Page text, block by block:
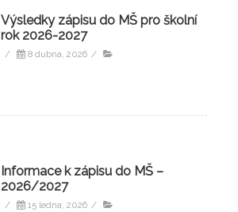
Výsledky zápisu do MŠ pro školní
rok 2026-2027
/ 8 dubna, 2026 /
Informace k zápisu do MŠ –
2026/2027
/ 15 ledna, 2026 /